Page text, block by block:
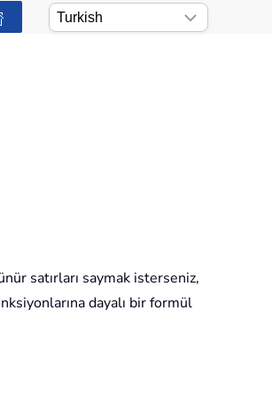
satırları saymak isterseniz,
dayalı bir formül